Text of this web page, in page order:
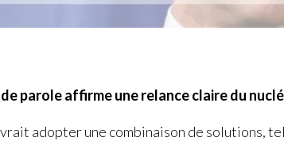
parole affirme une relance claire du
adopter une combinaison de solutions,